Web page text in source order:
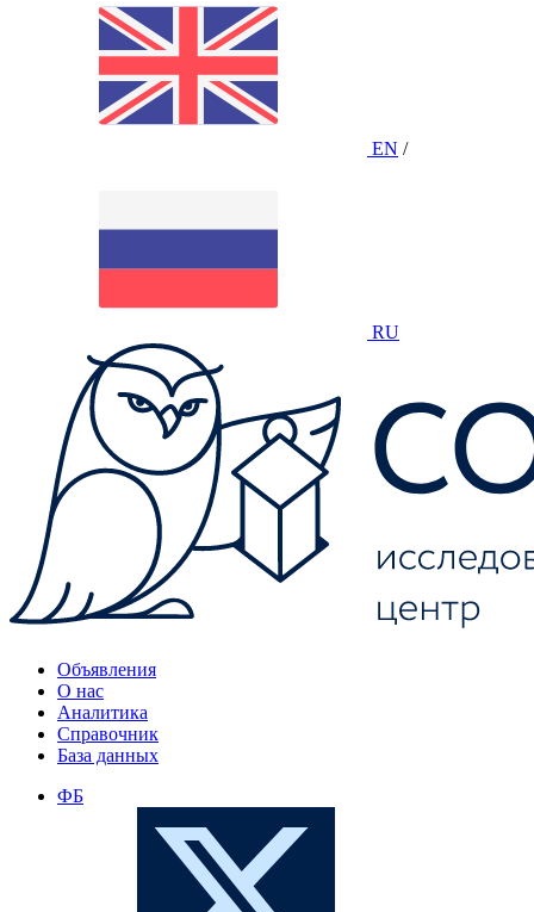
EN /
RU
Объявления
О нас
Аналитика
Справочник
База данных
ФБ